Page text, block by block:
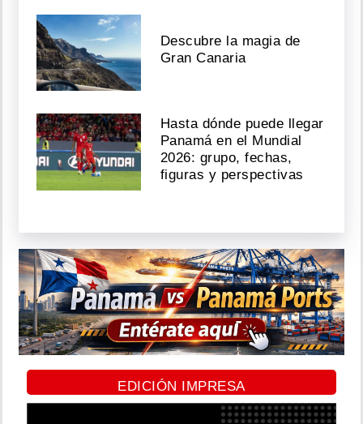
Descubre la magia de
Gran Canaria
Hasta dónde puede llegar
Panamá en el Mundial
2026: grupo, fechas,
figuras y perspectivas
EDICIÓN IMPRESA